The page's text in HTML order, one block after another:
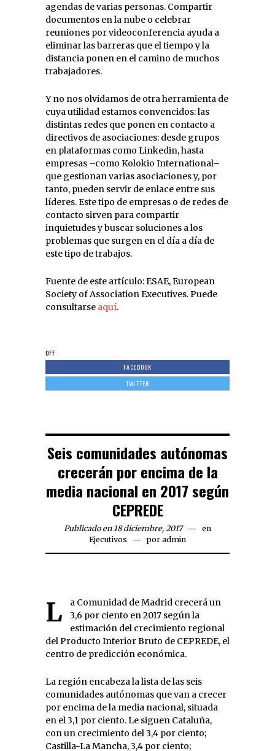
agendas de varias personas. Compartir
documentos en la nube o celebrar
reuniones por videoconferencia ayuda a
eliminar las barreras que el tiempo y la
distancia ponen en el camino de muchos
trabajadores.
Y no nos olvidamos de otra herramienta de
cuya utilidad estamos convencidos: las
distintas redes que ponen en contacto a
directivos de asociaciones: desde grupos
en plataformas como Linkedin, hasta
empresas –como Kolokio International–
que gestionan varias asociaciones y, por
tanto, pueden servir de enlace entre sus
líderes. Este tipo de empresas o de redes de
contacto sirven para compartir
inquietudes y buscar soluciones a los
problemas que surgen en el día a día de
este tipo de trabajos.
Fuente de este artículo: ESAE, European
Society of Association Executives. Puede
consultarse aquí.
OFF
FACEBOOK
TWITTER
Seis comunidades autónomas
crecerán por encima de la
media nacional en 2017 según
CEPREDE
Publicado en 18 diciembre, 2017
en
Ejecutivos
por admin
La Comunidad de Madrid crecerá un
3,6 por ciento en 2017 según la
estimación del crecimiento regional
del Producto Interior Bruto de CEPREDE, el
centro de predicción económica.
La región encabeza la lista de las seis
comunidades autónomas que van a crecer
por encima de la media nacional, situada
en el 3,1 por ciento. Le siguen Cataluña,
con un crecimiento del 3,4 por ciento;
Castilla-La Mancha, 3,4 por ciento;